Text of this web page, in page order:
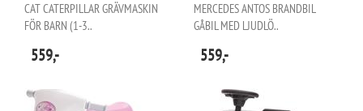
CAT CATERPILLAR GRÄVMASKIN
FÖR BARN (1-3..
559,-
MERCEDES ANTOS BRANDBIL
GÅBIL MED LJUDLÖ..
559,-